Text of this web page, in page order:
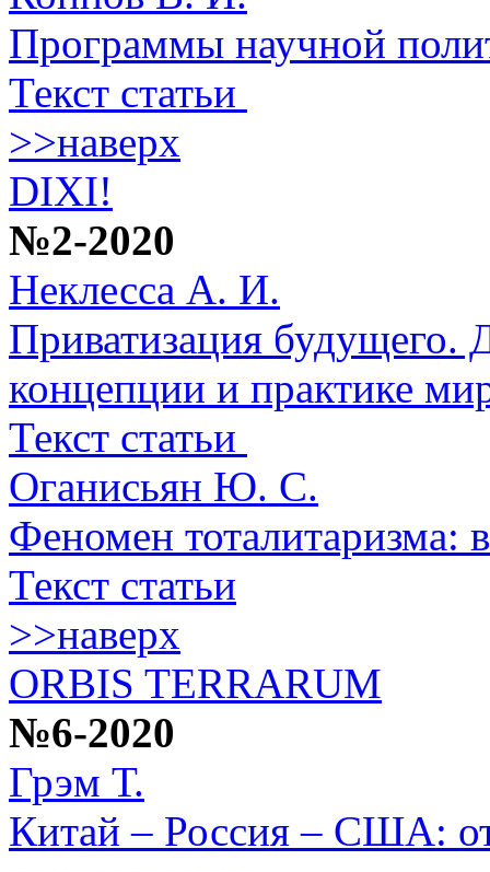
Программы научной
Текст статьи
>>наверх
DIXI!
№2-2020
Неклесса А. И.
Приватизация будущего.
концепции и практике
Текст статьи
Оганисьян Ю. С.
Феномен тоталитаризма:
Текст статьи
>>наверх
ORBIS TERRARUM
№6-2020
Грэм Т.
Китай – Россия – США: